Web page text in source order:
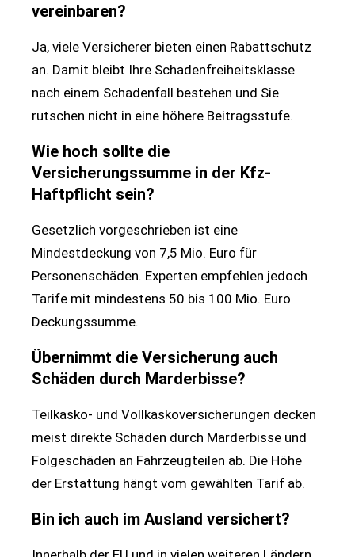
vereinbaren?
Ja, viele Versicherer bieten einen Rabattschutz
an. Damit bleibt Ihre Schadenfreiheitsklasse
nach einem Schadenfall bestehen und Sie
rutschen nicht in eine höhere Beitragsstufe.
Wie hoch sollte die
Versicherungssumme in der Kfz-
Haftpflicht sein?
Gesetzlich vorgeschrieben ist eine
Mindestdeckung von 7,5 Mio. Euro für
Personenschäden. Experten empfehlen jedoch
Tarife mit mindestens 50 bis 100 Mio. Euro
Deckungssumme.
Übernimmt die Versicherung auch
Schäden durch Marderbisse?
Teilkasko- und Vollkaskoversicherungen decken
meist direkte Schäden durch Marderbisse und
Folgeschäden an Fahrzeugteilen ab. Die Höhe
der Erstattung hängt vom gewählten Tarif ab.
Bin ich auch im Ausland versichert?